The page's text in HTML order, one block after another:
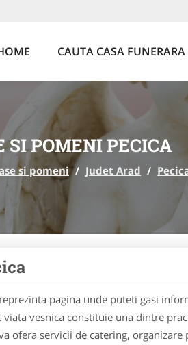
CAUTA CASA FUNERARA
SI POMENI PECICA
si pomeni / Judet Arad /
reprezinta pagina unde puteti gasi
vesnica constituie una dintre
ofera servicii de catering,